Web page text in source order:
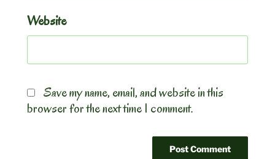
Website
Save my name, email, and website in this
browser for the next time I comment.